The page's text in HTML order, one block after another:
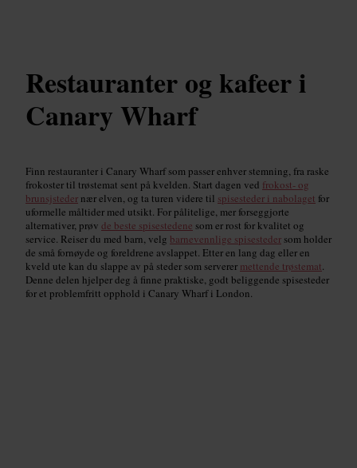
Restauranter og kafeer i
Canary Wharf
Finn restauranter i Canary Wharf som passer enhver stemning, fra raske
frokoster til trøstemat sent på kvelden. Start dagen ved frokost- og
brunsjsteder nær elven, og ta turen videre til spisesteder i nabolaget for
uformelle måltider med utsikt. For pålitelige, mer forseggjorte
alternativer, prøv de beste spisestedene som er rost for kvalitet og
service. Reiser du med barn, velg barnevennlige spisesteder som holder
de små fornøyde og foreldrene avslappet. Etter en lang dag eller en
kveld ute kan du slappe av på steder som serverer mettende trøstemat.
Denne delen hjelper deg å finne praktiske, godt beliggende spisesteder
for et problemfritt opphold i Canary Wharf i London.